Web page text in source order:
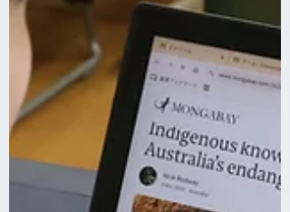
月に予定していますので、後続情報をお
待ちください。 イベントレポート（Ｅ
Ｎ）はこちら